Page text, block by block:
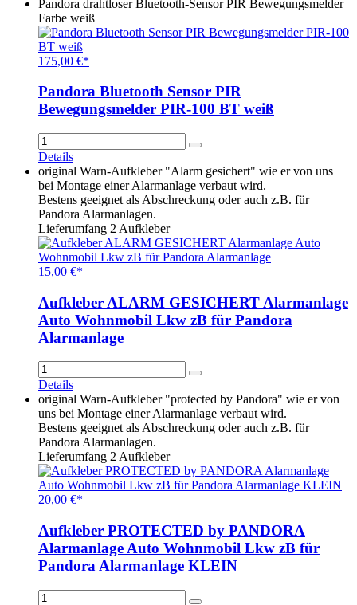
Pandora drahtloser Bluetooth-Sensor PIR Bewegungsmelder
Farbe weiß
175,00 €*
Pandora Bluetooth Sensor PIR
Bewegungsmelder PIR-100 BT weiß
Details
original Warn-Aufkleber "Alarm gesichert" wie er von uns
bei Montage einer Alarmanlage verbaut wird.
Bestens geeignet als Abschreckung oder auch z.B. für
Pandora Alarmanlagen.
Lieferumfang 2 Aufkleber
15,00 €*
Aufkleber ALARM GESICHERT Alarmanlage
Auto Wohnmobil Lkw zB für Pandora
Alarmanlage
Details
original Warn-Aufkleber "protected by Pandora" wie er von
uns bei Montage einer Alarmanlage verbaut wird.
Bestens geeignet als Abschreckung oder auch z.B. für
Pandora Alarmanlagen.
Lieferumfang 2 Aufkleber
20,00 €*
Aufkleber PROTECTED by PANDORA
Alarmanlage Auto Wohnmobil Lkw zB für
Pandora Alarmanlage KLEIN